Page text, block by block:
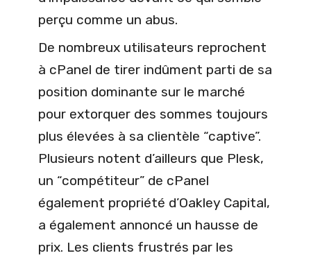
perçu comme un abus.
De nombreux utilisateurs reprochent
à cPanel de tirer indûment parti de sa
position dominante sur le marché
pour extorquer des sommes toujours
plus élevées à sa clientèle “captive”.
Plusieurs notent d’ailleurs que Plesk,
un “compétiteur” de cPanel
également propriété d’Oakley Capital,
a également annoncé un hausse de
prix. Les clients frustrés par les